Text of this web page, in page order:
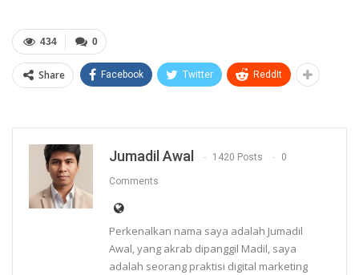
0
434
Share Facebook Twitter ReddIt
Jumadil Awal 1420 Posts 0
Comments
Perkenalkan nama saya adalah Jumadil
Awal, yang akrab dipanggil Madil, saya
adalah seorang praktisi digital marketing